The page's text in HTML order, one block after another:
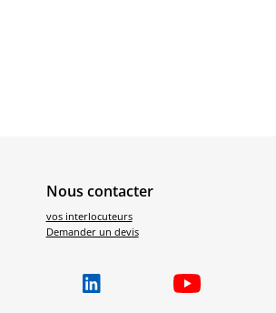
Nous contacter
vos interlocuteurs
Demander un devis